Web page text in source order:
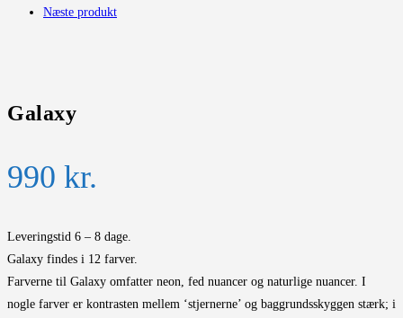
Næste produkt
Galaxy
990 kr.
Leveringstid 6 – 8 dage.
Galaxy findes i 12 farver.
Farverne til Galaxy omfatter neon, fed nuancer og naturlige nuancer. I
nogle farver er kontrasten mellem ‘stjernerne’ og baggrundsskyggen stærk; i